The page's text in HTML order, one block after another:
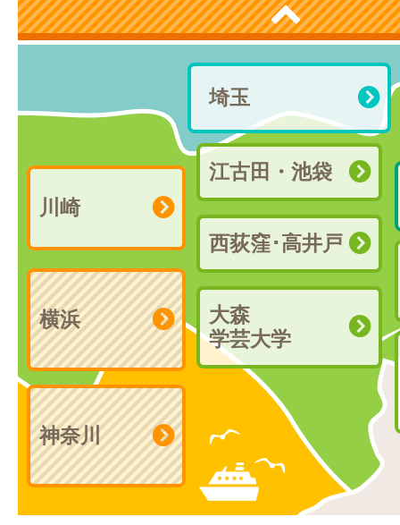
埼玉
神奈川
江古田・池袋
西荻窪･高井戸
大森
学芸大学
川崎
横浜